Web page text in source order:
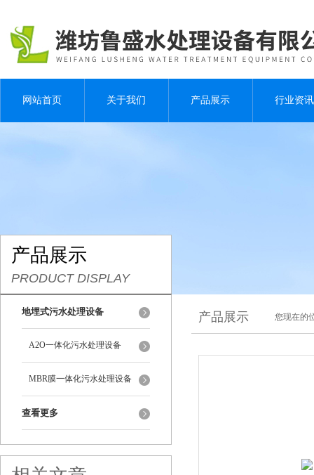
网站首页 关于我们 产品展示 行业资讯
产品展示
PRODUCT DISPLAY
地埋式污水处理设备
A2O一体化污水处理设备
MBR膜一体化污水处理设备
查看更多
产品展示 您现在的